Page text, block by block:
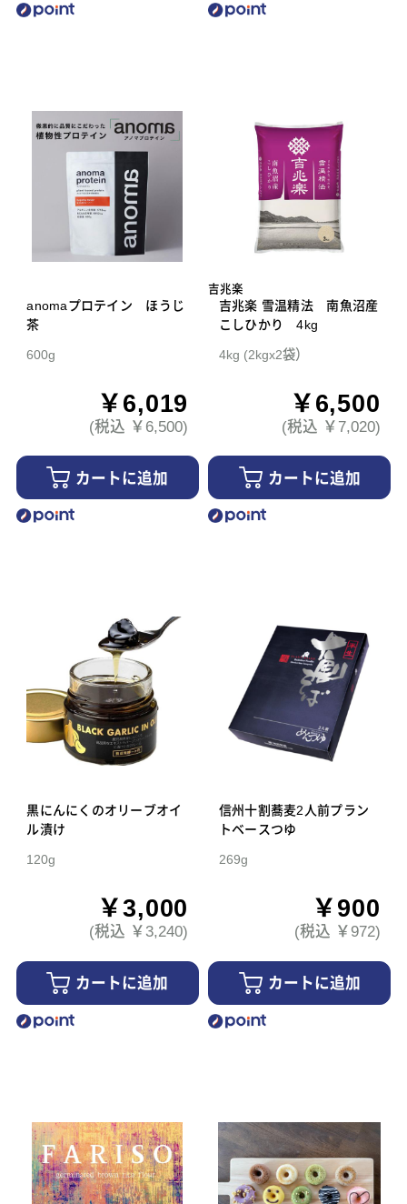
anomaプロテイン ほうじ
茶
600g
￥6,019
(税込 ￥6,500)
カートに追加
吉兆楽
吉兆楽 雪温精法 南魚沼産
こしひかり 4kg
4kg (2kgx2袋）
￥6,500
(税込 ￥7,020)
カートに追加
黒にんにくのオリーブオイ
ル漬け
120g
￥3,000
(税込 ￥3,240)
カートに追加
信州十割蕎麦2人前プラン
トベースつゆ
269g
￥900
(税込 ￥972)
カートに追加